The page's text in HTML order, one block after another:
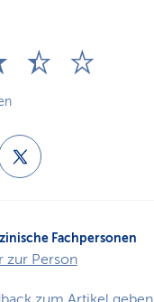
Fachpersonen
zur Person